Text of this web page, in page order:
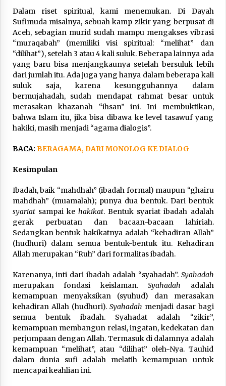
Dalam riset spiritual, kami menemukan. Di Dayah
Sufimuda misalnya, sebuah kamp zikir yang berpusat di
Aceh, sebagian murid sudah mampu mengakses vibrasi
“muraqabah” (memiliki visi spiritual: “melihat” dan
“dilihat”), setelah 3 atau 4 kali suluk. Beberapa lainnya ada
yang baru bisa menjangkaunya setelah bersuluk lebih
dari jumlah itu. Ada juga yang hanya dalam beberapa kali
suluk saja, karena kesungguhannya dalam
bermujahadah, sudah mendapat rahmat besar untuk
merasakan khazanah “ihsan” ini. Ini membuktikan,
bahwa Islam itu, jika bisa dibawa ke level tasawuf yang
hakiki, masih menjadi “agama dialogis”.
BACA: BERAGAMA, DARI MONOLOG KE DIALOG
Kesimpulan
Ibadah, baik “mahdhah” (ibadah formal) maupun “ghairu
mahdhah” (muamalah); punya dua bentuk. Dari bentuk
syariatsampai ke hakikat. Bentuk syariat ibadah adalah
gerak perbuatan dan bacaan-bacaan lahiriah.
Sedangkan bentuk hakikatnya adalah “kehadiran Allah”
(hudhuri) dalam semua bentuk-bentuk itu. Kehadiran
Allah merupakan “Ruh” dari formalitas ibadah.
Karenanya, inti dari ibadah adalah “syahadah”. Syahadah
merupakan fondasi keislaman. Syahadah adalah
kemampuan menyaksikan (syuhud) dan merasakan
kehadiran Allah (hudhuri). Syahadah menjadi dasar bagi
semua bentuk ibadah. Syahadat adalah “zikir”,
kemampuan membangun relasi, ingatan, kedekatan dan
perjumpaan dengan Allah. Termasuk di dalamnya adalah
kemampuan “melihat”, atau “dilihat” oleh-Nya. Tauhid
dalam dunia sufi adalah melatih kemampuan untuk
mencapai keahlian ini.